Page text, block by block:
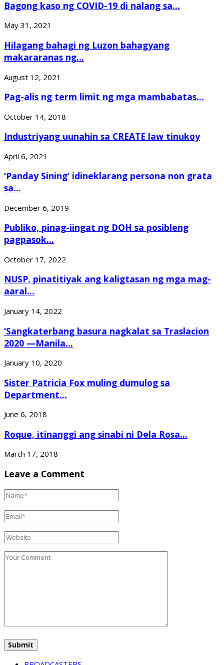
Bagong kaso ng COVID-19 di nalang sa...
May 31, 2021
Hilagang bahagi ng Luzon bahagyang
makararanas ng...
August 12, 2021
Pag-alis ng term limit ng mga mambabatas...
October 14, 2018
Industriyang uunahin sa CREATE law tinukoy
April 6, 2021
‘Panday Sining’ idineklarang persona non grata
sa...
December 6, 2019
Publiko, pinag-iingat ng DOH sa posibleng
pagpasok...
October 17, 2022
NUSP, pinatitiyak ang kaligtasan ng mga mag-
aaral...
January 14, 2022
‘Sangkaterbang basura nagkalat sa Traslacion
2020 —Manila...
January 10, 2020
Sister Patricia Fox muling dumulog sa
Department...
June 6, 2018
Roque, itinanggi ang sinabi ni Dela Rosa...
March 17, 2018
Leave a Comment